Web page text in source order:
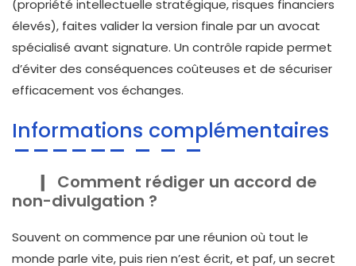
(propriété intellectuelle stratégique, risques financiers
élevés), faites valider la version finale par un avocat
spécialisé avant signature. Un contrôle rapide permet
d’éviter des conséquences coûteuses et de sécuriser
efficacement vos échanges.
Informations complémentaires
Comment rédiger un accord de
non-divulgation ?
Souvent on commence par une réunion où tout le
monde parle vite, puis rien n’est écrit, et paf, un secret